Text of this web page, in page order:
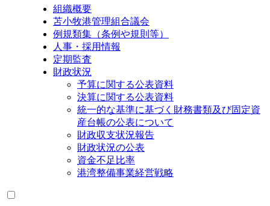
組織概要
苫小牧港管理組合議会
例規類集（条例や規則等）
人事・採用情報
定期監査
財政状況
予算に関する公表資料
決算に関する公表資料
統一的な基準に基づく財務書類及び固定資
産台帳の公表について
財政収支状況報告
財政状況の公表
資金不足比率
港湾整備事業経営戦略